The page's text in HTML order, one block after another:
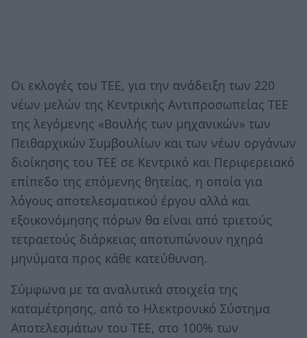
Οι εκλογές του ΤΕΕ, για την ανάδειξη των 220
νέων μελών της Κεντρικής Αντιπροσωπείας ΤΕΕ
της λεγόμενης «Βουλής των μηχανικών» των
Πειθαρχικών Συμβουλίων και των νέων οργάνων
διοίκησης του ΤΕΕ σε Κεντρικό και Περιφερειακό
επίπεδο της επόμενης θητείας, η οποία για
λόγους αποτελεσματικού έργου αλλά και
εξοικονόμησης πόρων θα είναι από τριετούς
τετραετούς διάρκειας αποτυπώνουν ηχηρά
μηνύματα προς κάθε κατεύθυνση.
Σύμφωνα με τα αναλυτικά στοιχεία της
καταμέτρησης, από το Ηλεκτρονικό Σύστημα
Αποτελεσμάτων του ΤΕΕ, στο 100% των